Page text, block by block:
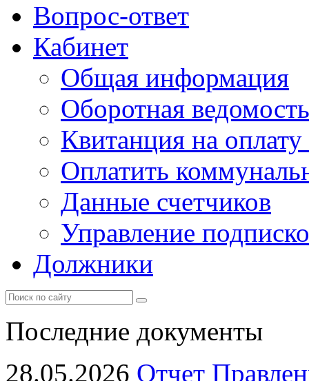
Вопрос-ответ
Кабинет
Общая информация
Оборотная ведомость
Квитанция на
Оплатить
Данные счетчиков
Управление
Должники
Последние документы
28.05.2026 Отчет